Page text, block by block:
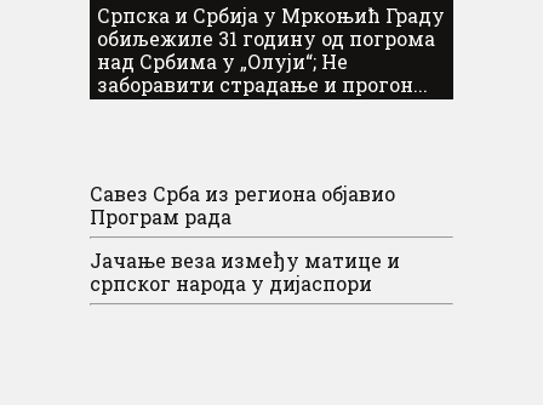
Српска и Србија у Мркоњић Граду
обиљежиле 31 годину од погрома
над Србима у „Олуји“; Не
заборавити страдање и прогон...
Савез Срба из региона објавио
Програм рада
Јачање веза између матице и
српског народа у дијаспори